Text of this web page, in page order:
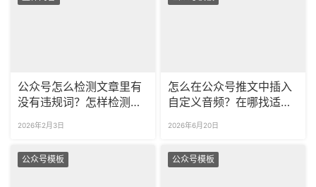
公众号怎么检测文章里有
没有违规词？怎样检测已
2026年2月3日
怎么在公众号推文中插入
自定义音频？在哪找适配
2026年6月20日
公众号模板 公众号模板